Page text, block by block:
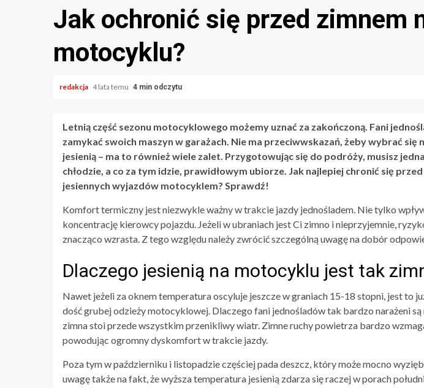
Jak ochronić się przed zimnem
motocyklu?
redakcja 4 lata temu 4 min odczytu
Letnią część sezonu motocyklowego możemy uznać za zakończoną. Fani
zamykać swoich maszyn w garażach. Nie ma przeciwwskazań, żeby wybrać
jesienią – ma to również wiele zalet. Przygotowując się do podróży, musisz
chłodzie, a co za tym idzie, prawidłowym ubiorze. Jak najlepiej chronić się
jesiennych wyjazdów motocyklem? Sprawdź!
Komfort termiczny jest niezwykle ważny w trakcie jazdy jednośladem. Nie tylko
koncentrację kierowcy pojazdu. Jeżeli w ubraniach jest Ci zimno i nieprzyjemnie,
znacząco wzrasta. Z tego względu należy zwrócić szczególną uwagę na dobór
Dlaczego jesienią na motocyklu jest tak
Nawet jeżeli za oknem temperatura oscyluje jeszcze w graniach 15-18 stopni, jest to
dość grubej odzieży motocyklowej. Dlaczego fani jednośladów tak bardzo narażeni są
zimna stoi przede wszystkim przenikliwy wiatr. Zimne ruchy powietrza bardzo
powodując ogromny dyskomfort w trakcie jazdy.
Poza tym w październiku i listopadzie częściej pada deszcz, który może mocno
uwagę także na fakt, że wyższa temperatura jesienią zdarza się raczej w porach